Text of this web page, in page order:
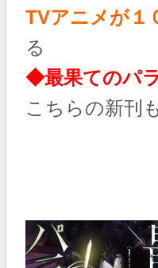
TVアニメが１
る
◆最果てのパ
こちらの新刊